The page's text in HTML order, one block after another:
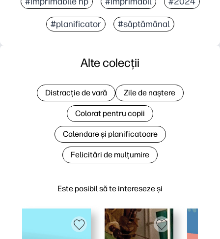
#planificator #săptămânal
Este posibil să te intereseze și
Alte colecții
Distracție de vară Zile de naștere
Colorat pentru copii
Calendare și planificatoare
Felicitări de mulțumire